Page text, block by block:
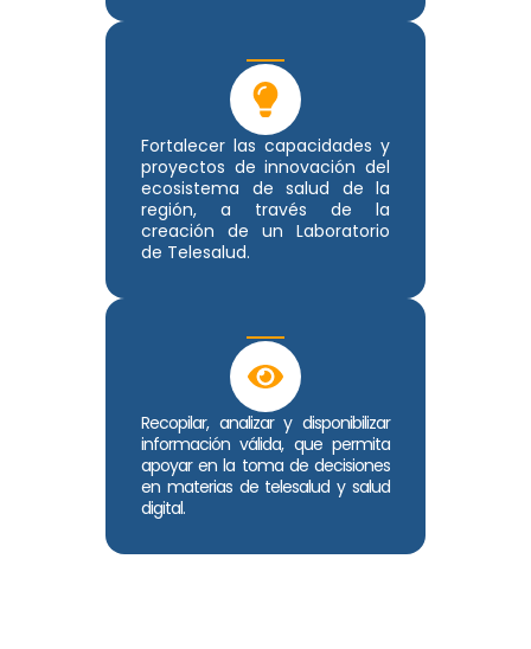
Fortalecer las capacidades y
proyectos de innovación del
ecosistema de salud de la
región, a través de la
creación de un Laboratorio
de Telesalud.
Recopilar, analizar y disponibilizar
información válida, que permita
apoyar en la toma de decisiones
en materias de telesalud y salud
digital.